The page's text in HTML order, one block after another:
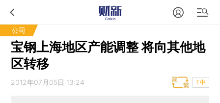
公司
宝钢上海地区产能调整 将向其他地
区转移
2012年07月05日 13:24 T中